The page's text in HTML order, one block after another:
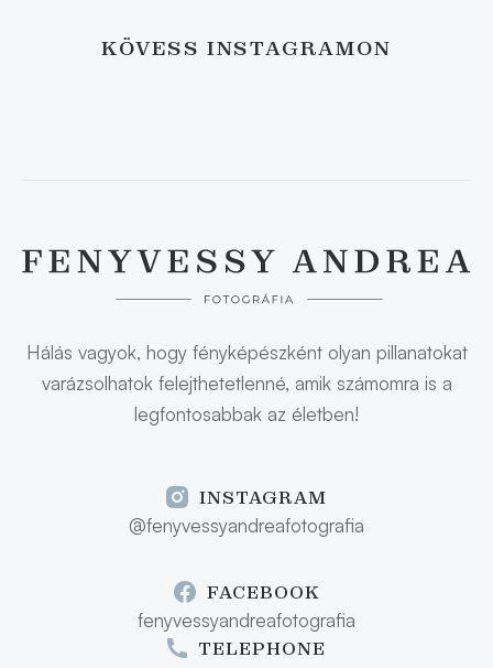
KÖVESS INSTAGRAMON
INSTAGRAM
@fenyvessyandreafotografia
FACEBOOK
fenyvessyandreafotografia
Hálás vagyok, hogy fényképészként olyan pillanatokat
varázsolhatok felejthetetlenné, amik számomra is a
legfontosabbak az életben!
TELEPHONE